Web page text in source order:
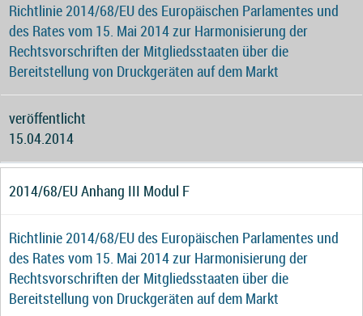
Richtlinie 2014/68/EU des Europäischen Parlamentes und
des Rates vom 15. Mai 2014 zur Harmonisierung der
Rechtsvorschriften der Mitgliedsstaaten über die
Bereitstellung von Druckgeräten auf dem Markt
veröffentlicht
15.04.2014
2014/68/EU Anhang III Modul F
Richtlinie 2014/68/EU des Europäischen Parlamentes und
des Rates vom 15. Mai 2014 zur Harmonisierung der
Rechtsvorschriften der Mitgliedsstaaten über die
Bereitstellung von Druckgeräten auf dem Markt